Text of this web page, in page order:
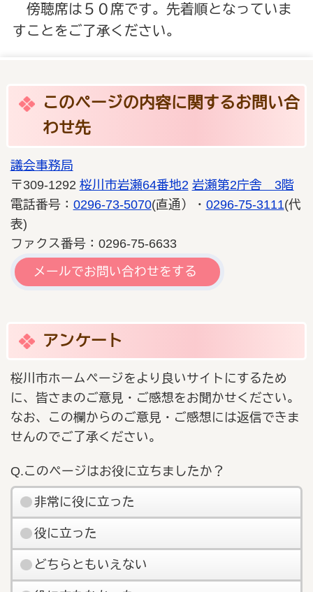
傍聴席は５０席です。先着順となっていま
すことをご了承ください。
このページの内容に関するお問い合
わせ先
議会事務局
〒309-1292 桜川市岩瀬64番地2 岩瀬第2庁舎 3階
電話番号： 0296-73-5070(直通）・ 0296-75-3111(代
表)
ファクス番号：0296-75-6633
メールでお問い合わせをする
アンケート
桜川市ホームページをより良いサイトにするため
に、皆さまのご意見・ご感想をお聞かせください。
なお、この欄からのご意見・ご感想には返信できま
せんのでご了承ください。
Q.このページはお役に立ちましたか？
非常に役に立った
役に立った
どちらともいえない